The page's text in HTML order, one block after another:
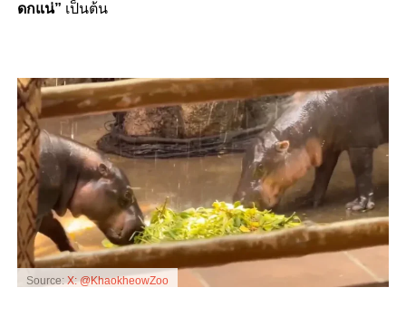
ดกแน่” เป็นต้น
Source: X: @KhaokheowZoo